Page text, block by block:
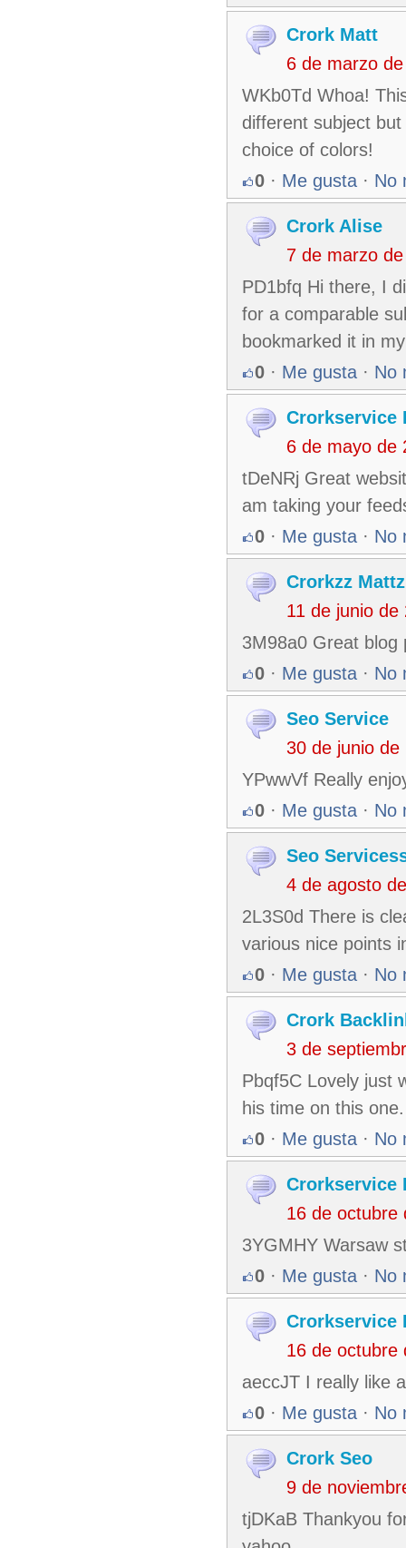
Crork Matt
6 de marzo
WKb0Td Whoa!
different subject
choice of colors!
0 · Me gusta · No
Crork Alise
7 de marzo
PD1bfq Hi there, I
for a comparable
bookmarked it in
0 · Me gusta · No
Crorkservice
6 de mayo de
tDeNRj Great
am taking your
0 · Me gusta · No
Crorkzz Mattz
11 de junio
3M98a0 Great blog
0 · Me gusta · No
Seo Service
30 de junio
YPwwVf Really
0 · Me gusta · No
Seo
4 de agosto
2L3S0d There is
various nice points
0 · Me gusta · No
Crork
3 de
Pbqf5C Lovely just
his time on this one.
0 · Me gusta · No
Crorkservice
16 de octubre
3YGMHY Warsaw
0 · Me gusta · No
Crorkservice
16 de octubre
aeccJT I really like
0 · Me gusta · No
Crork Seo
9 de
tjDKaB Thankyou